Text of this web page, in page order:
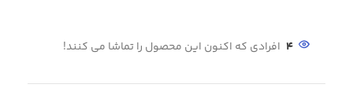
4 افرادی که اکنون این محصول را تماشا می کنند!